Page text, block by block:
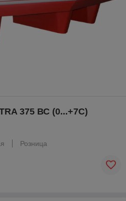
375 ВС (0...+7С)
Розница